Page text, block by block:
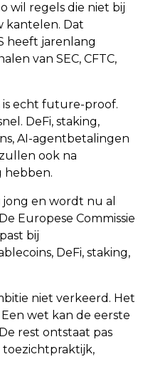
wil regels die niet bij
kantelen. Dat
heeft jarenlang
van SEC, CFTC,
is echt future-proof.
DeFi, staking,
AI-agentbetalingen
ook na
hebben.
jong en wordt nu al
Europese Commissie
bij
DeFi, staking,
niet verkeerd. Het
wet kan de eerste
rest ontstaat pas
toezichtpraktijk,